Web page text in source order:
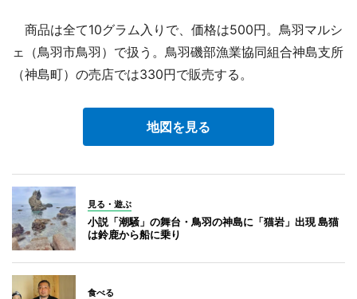
商品は全て10グラム入りで、価格は500円。鳥羽マルシ
ェ（鳥羽市鳥羽）で扱う。鳥羽磯部漁業協同組合神島支所
（神島町）の売店では330円で販売する。
地図を見る
見る・遊ぶ
小説「潮騒」の舞台・鳥羽の神島に「猫岩」出現 島猫
は鈴鹿から船に乗り
食べる